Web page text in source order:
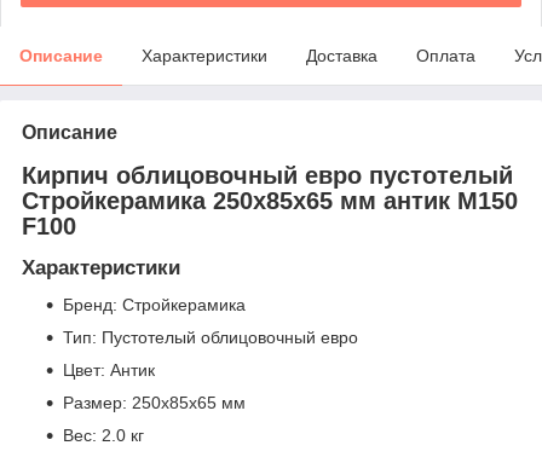
Описание Характеристики Доставка Оплата
Описание
Кирпич облицовочный евро пустотелый
Стройкерамика 250x85x65 мм антик М150
F100
Характеристики
Бренд: Стройкерамика
Тип: Пустотелый облицовочный евро
Цвет: Антик
Размер: 250x85x65 мм
Вес: 2.0 кг